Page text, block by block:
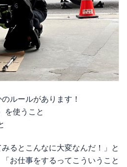
ルールがあります！
を使うこと
みるとこんなに大変なんだ！」と
お仕事をするってこういうこと